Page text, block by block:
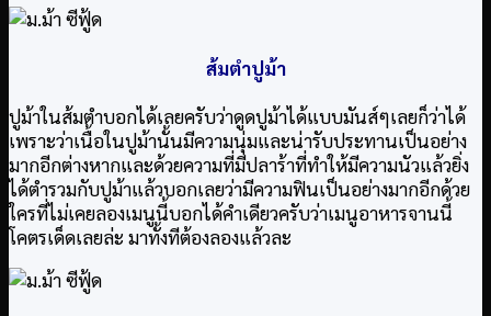
ส้มตำปูม้า
ปูม้าในส้มตำบอกได้เลยครับว่าดูดปูม้าได้แบบมันส์ๆเลยก็ว่าได้
เพราะว่าเนื้อในปูม้านั้นมีความนุ่มและน่ารับประทานเป็นอย่าง
มากอีกต่างหากและด้วยความที่มีปลาร้าที่ทำให้มีความนัวแล้วยิ่ง
ได้ตำรวมกับปูม้าแล้วบอกเลยว่ามีความฟินเป็นอย่างมากอีกด้วย
ใครที่ไม่เคยลองเมนูนี้บอกได้คำเดียวครับว่าเมนูอาหารจานนี้
โคตรเด็ดเลยล่ะ มาทั้งทีต้องลองแล้วละ